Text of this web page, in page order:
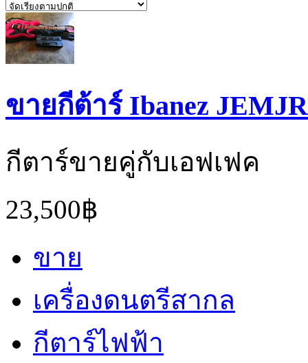
ขายกีต้าร์ Ibanez
กีตาร์ขายคู่กับเอฟเฟค
23,500฿
ขาย
เครื่องดนตรีสากล
กีตาร์ไฟฟ้า